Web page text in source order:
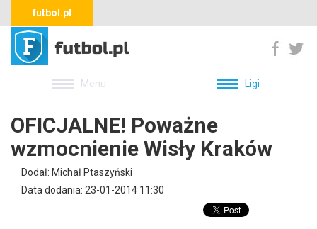
futbol.pl
Menu Ligi
OFICJALNE! Poważne
wzmocnienie Wisły Kraków
Dodał: Michał Ptaszyński
Data dodania: 23-01-2014 11:30